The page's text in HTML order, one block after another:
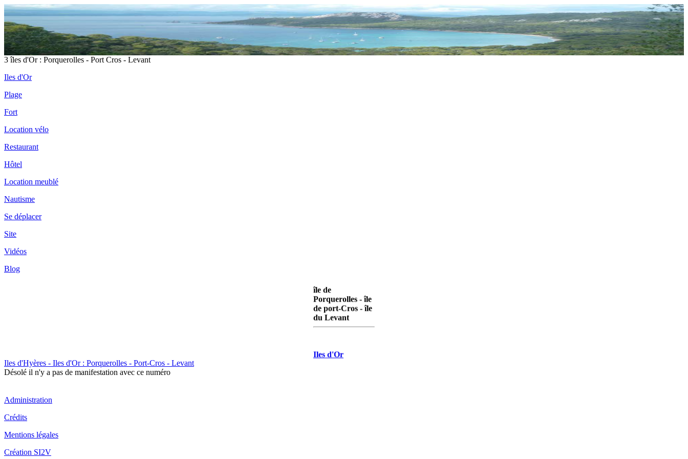
3 îles d'Or : Porquerolles - Port Cros - Levant
Iles d'Or
Plage
Fort
Location vélo
Restaurant
Hôtel
Location meublé
Nautisme
Se déplacer
Site
Vidéos
Blog
île de
Porquerolles - île
de port-Cros - île
du Levant
Iles d'Or
Porquerolles
Iles d'Hyères - Iles d'Or : Porquerolles - Port-Cros - Levant
Désolé il n'y a pas de manifestation avec ce numéro
Administration
Crédits
Mentions légales
Création SI2V